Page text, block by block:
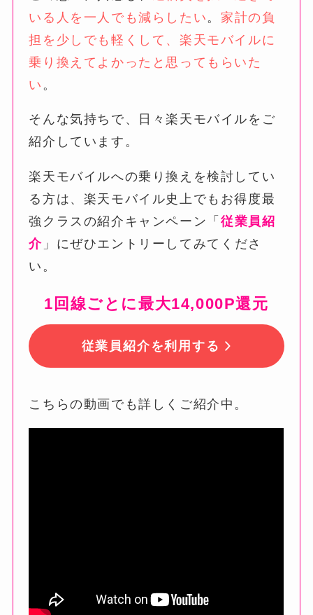
いる人を一人でも減らしたい 。 家計の負
担を少しでも軽くして、楽天モバイルに
乗り換えてよかったと思ってもらいた
い 。
そんな気持ちで、日々楽天モバイルをご
紹介しています。
楽天モバイルへの乗り換えを検討してい
る方は、楽天モバイル史上でもお得度最
強クラスの紹介キャンペーン「 従業員紹
介 」にぜひエントリーしてみてくださ
い。
1回線ごとに最大14,000P還元
従業員紹介を利用する
こちらの動画でも詳しくご紹介中。